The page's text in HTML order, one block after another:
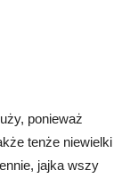
ponieważ
tenże niewielki
jajka wszy